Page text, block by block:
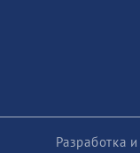
Разработка